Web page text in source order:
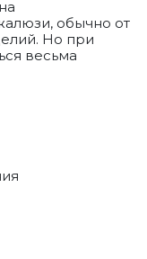
обычно от
Но при
весьма